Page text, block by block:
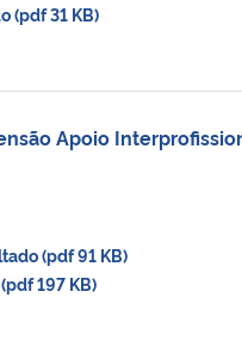
(pdf 31 KB)
Apoio
(pdf 91 KB)
197 KB)